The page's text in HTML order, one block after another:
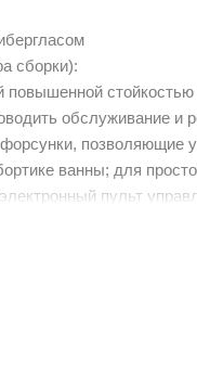
сборки):
обслуживание и
позволяющие
ванны; для
пульт